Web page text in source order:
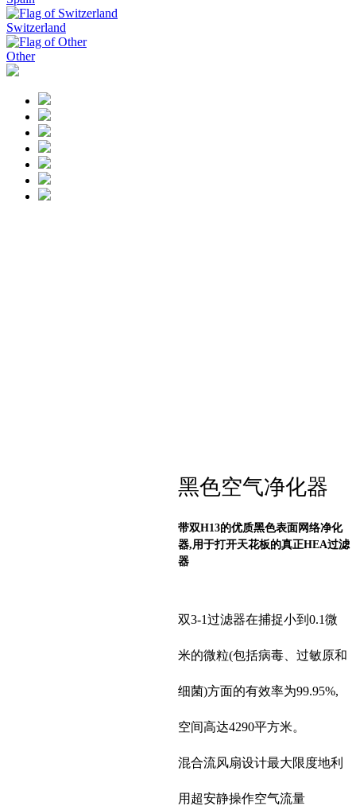
Switzerland
Other
黑色空气净化器
带双H13的优质黑色表面网络净化
器,用于打开天花板的真正HEA过滤
器
双3-1过滤器在捕捉小到0.1微
米的微粒(包括病毒、过敏原和
细菌)方面的有效率为99.95%,
空间高达4290平方米。
混合流风扇设计最大限度地利
用超安静操作空气流量